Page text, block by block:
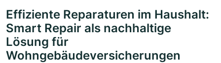
Effiziente Reparaturen im Haushalt:
Smart Repair als nachhaltige
Lösung für
Wohngebäudeversicherungen